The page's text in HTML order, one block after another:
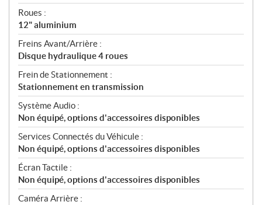
Roues :
12" aluminium
Freins Avant/Arrière :
Disque hydraulique 4 roues
Frein de Stationnement :
Stationnement en transmission
Système Audio :
Non équipé, options d'accessoires disponibles
Services Connectés du Véhicule :
Non équipé, options d'accessoires disponibles
Écran Tactile :
Non équipé, options d'accessoires disponibles
Caméra Arrière :